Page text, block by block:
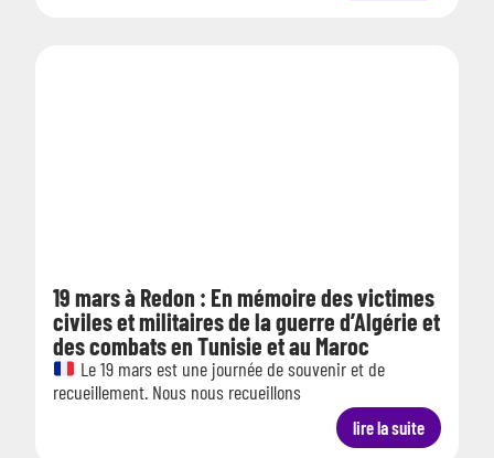
19 mars à Redon : En mémoire des victimes
civiles et militaires de la guerre d’Algérie et
des combats en Tunisie et au Maroc
Le 19 mars est une journée de souvenir et de
recueillement. Nous nous recueillons
lire la suite